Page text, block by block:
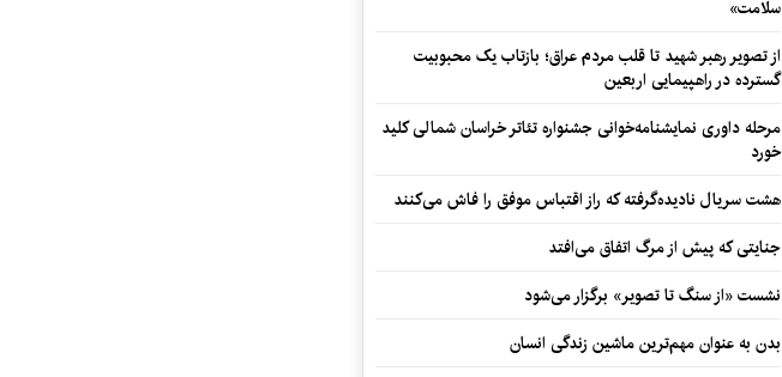
سلامت»
از تصویر رهبر شهید تا قلب مردم عراق؛ بازتاب یک محبوبیت
گسترده در راهپیمایی اربعین
مرحله داوری نمایشنامه‌خوانی جشنواره تئاتر خراسان شمالی کلید
خورد
هشت سریال نادیده‌گرفته که راز اقتباس موفق را فاش می‌کنند
جنایتی که پیش از مرگ اتفاق می‌افتد
نشست «از سنگ تا تصویر» برگزار می‌شود
بدن به عنوان مهم‌ترین ماشین زندگی انسان